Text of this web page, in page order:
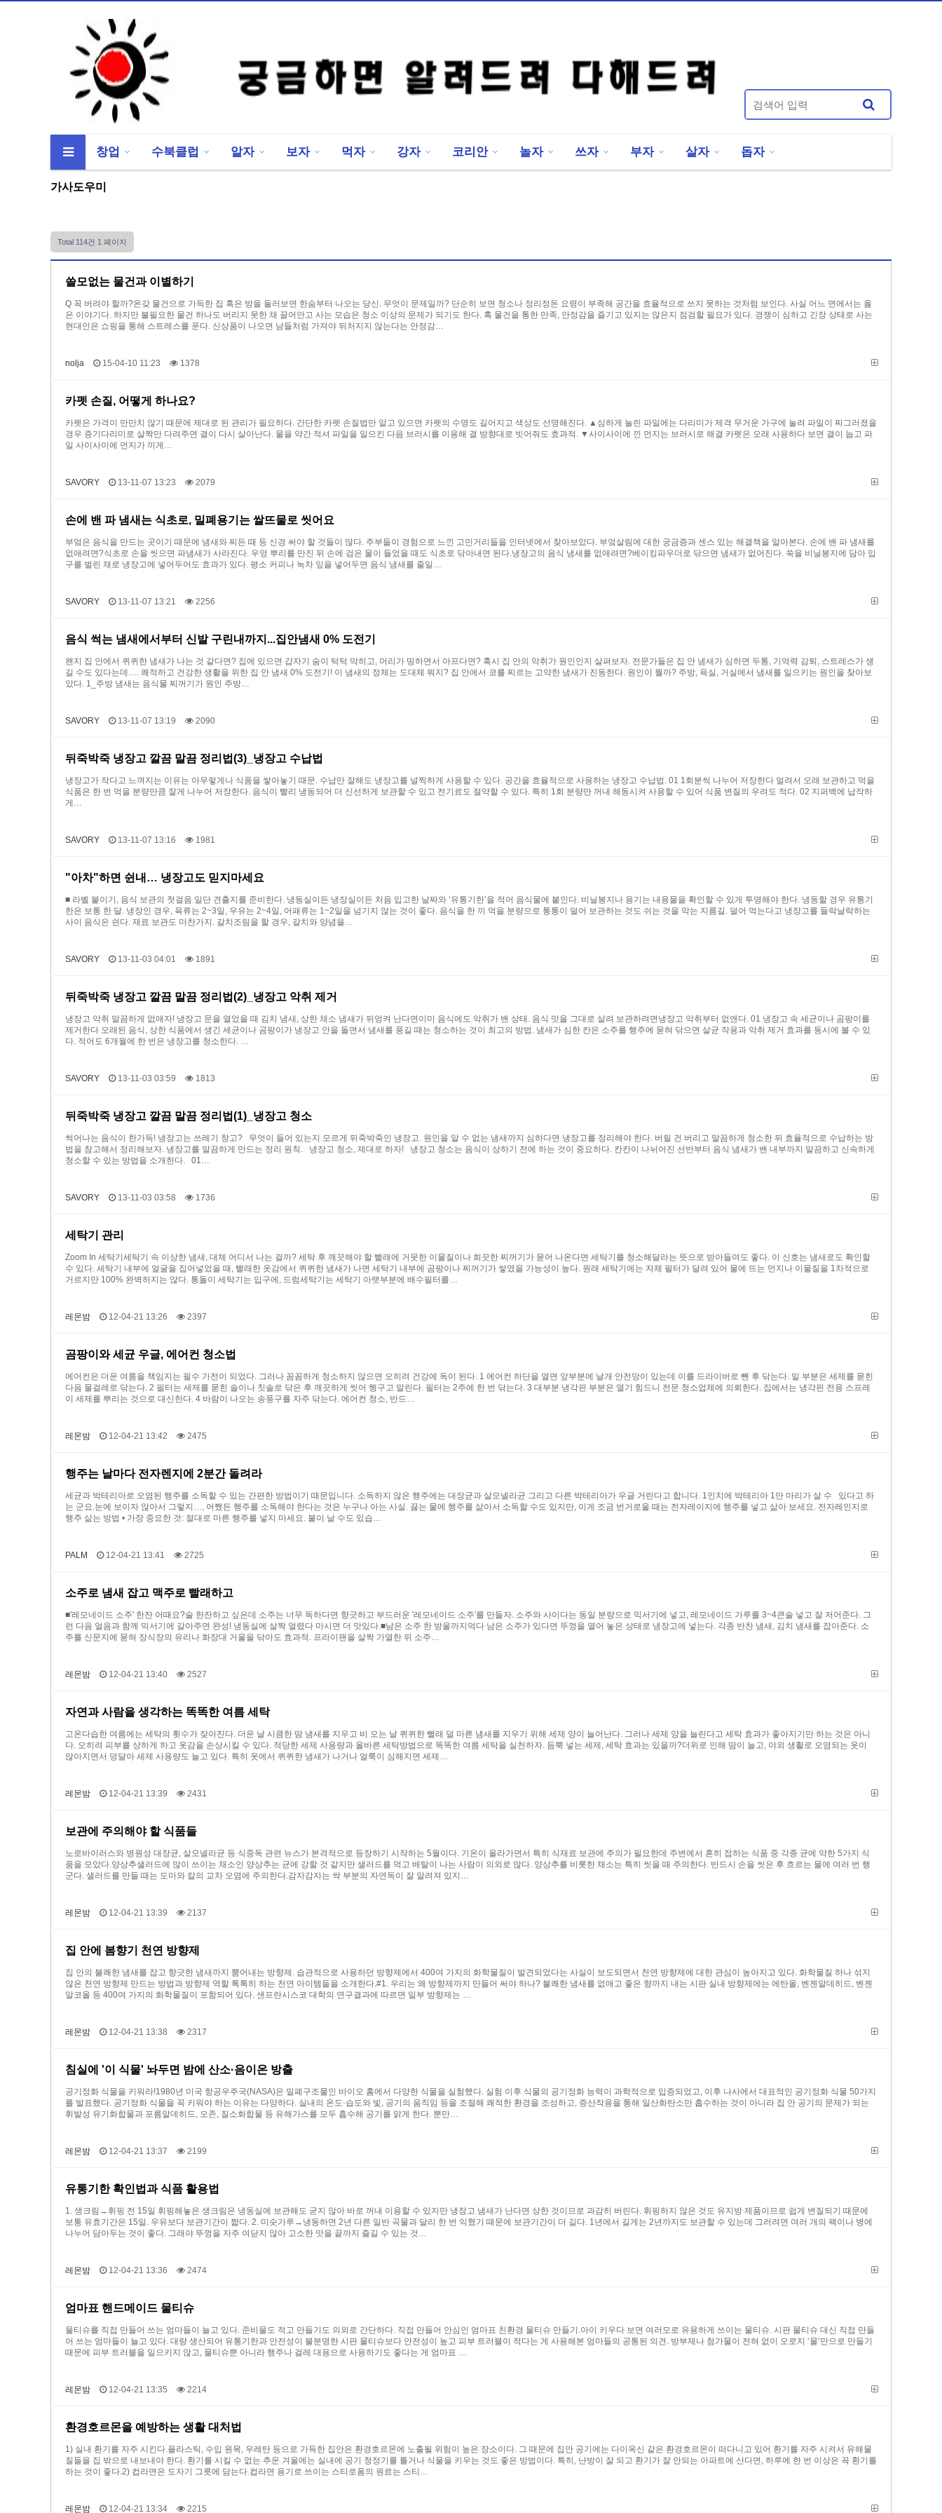
창업 수북클럽 알자 보자 먹자 강자 코리안 놀자 쓰자
부자
살자
돕자
가사도우미
Total 114건 1 페이지
쓸모없는 물건과 이별하기
Q 꼭 버려야 할까?온갖 물건으로 가득한 집 혹은 방을 둘러보면 한숨부터 나오는 당신. 무엇이 문제일까? 단순히 보면 청소나 정리정돈 요령이 부족해 공간을 효율적으로 쓰지 못하는 것처럼 보인다. 사실 어느 면에서는 옳
은 이야기다. 하지만 불필요한 물건 하나도 버리지 못한 채 끌어안고 사는 모습은 청소 이상의 문제가 되기도 한다. 혹 물건을 통한 만족, 안정감을 즐기고 있지는 않은지 점검할 필요가 있다. 경쟁이 심하고 긴장 상태로 사는
현대인은 쇼핑을 통해 스트레스를 푼다. 신상품이 나오면 남들처럼 가져야 뒤처지지 않는다는 안정감…
nolja 15-04-10 11:23 1378
카펫 손질, 어떻게 하나요?
카펫은 가격이 만만치 않기 때문에 제대로 된 관리가 필요하다. 간단한 카펫 손질법만 알고 있으면 카펫의 수명도 길어지고 색상도 선명해진다. ▲심하게 눌린 파일에는 다리미가 제격 무거운 가구에 눌려 파일이 찌그러졌을
경우 증기다리미로 살짝만 다려주면 결이 다시 살아난다. 물을 약간 적셔 파일을 일으킨 다음 브러시를 이용해 결 방향대로 빗어줘도 효과적. ▼사이사이에 낀 먼지는 브러시로 해결 카펫은 오래 사용하다 보면 결이 눕고 파
일 사이사이에 먼지가 끼게…
SAVORY 13-11-07 13:23 2079
손에 밴 파 냄새는 식초로, 밀폐용기는 쌀뜨물로 씻어요
부엌은 음식을 만드는 곳이기 때문에 냄새와 찌든 때 등 신경 써야 할 것들이 많다. 주부들이 경험으로 느낀 고민거리들을 인터넷에서 찾아보았다. 부엌살림에 대한 궁금증과 센스 있는 해결책을 알아본다. 손에 밴 파 냄새를
없애려면?식초로 손을 씻으면 파냄새가 사라진다. 우엉 뿌리를 만진 뒤 손에 검은 물이 들었을 때도 식초로 닦아내면 된다.냉장고의 음식 냄새를 없애려면?베이킹파우더로 닦으면 냄새가 없어진다. 쑥을 비닐봉지에 담아 입
구를 벌린 채로 냉장고에 넣어두어도 효과가 있다. 평소 커피나 녹차 잎을 넣어두면 음식 냄새를 줄일…
SAVORY 13-11-07 13:21 2256
음식 썩는 냄새에서부터 신발 구린내까지...집안냄새 0% 도전기
왠지 집 안에서 퀴퀴한 냄새가 나는 것 같다면? 집에 있으면 갑자기 숨이 턱턱 막히고, 머리가 띵하면서 아프다면? 혹시 집 안의 악취가 원인인지 살펴보자. 전문가들은 집 안 냄새가 심하면 두통, 기억력 감퇴, 스트레스가 생
길 수도 있다는데…. 쾌적하고 건강한 생활을 위한 집 안 냄새 0% 도전기! 이 냄새의 정체는 도대체 뭐지? 집 안에서 코를 찌르는 고약한 냄새가 진동한다. 원인이 뭘까? 주방, 욕실, 거실에서 냄새를 일으키는 원인을 찾아보
았다. 1_주방 냄새는 음식물 찌꺼기가 원인 주방…
SAVORY 13-11-07 13:19 2090
뒤죽박죽 냉장고 깔끔 말끔 정리법(3)_냉장고 수납법
냉장고가 작다고 느껴지는 이유는 아무렇게나 식품을 쌓아놓기 때문. 수납만 잘해도 냉장고를 널찍하게 사용할 수 있다. 공간을 효율적으로 사용하는 냉장고 수납법. 01 1회분씩 나누어 저장한다 얼려서 오래 보관하고 먹을
식품은 한 번 먹을 분량만큼 잘게 나누어 저장한다. 음식이 빨리 냉동되어 더 신선하게 보관할 수 있고 전기료도 절약할 수 있다. 특히 1회 분량만 꺼내 해동시켜 사용할 수 있어 식품 변질의 우려도 적다. 02 지퍼백에 납작하
게…
SAVORY 13-11-07 13:16 1981
"아차"하면 쉰내… 냉장고도 믿지마세요
■ 라벨 붙이기, 음식 보관의 첫걸음 일단 견출지를 준비한다. 냉동실이든 냉장실이든 처음 입고한 날짜와 ‘유통기한’을 적어 음식물에 붙인다. 비닐봉지나 용기는 내용물을 확인할 수 있게 투명해야 한다. 냉동할 경우 유통기
한은 보통 한 달. 냉장인 경우, 육류는 2~3일, 우유는 2~4일, 어패류는 1~2일을 넘기지 않는 것이 좋다. 음식을 한 끼 먹을 분량으로 통통이 덜어 보관하는 것도 쉬는 것을 막는 지름길. 덜어 먹는다고 냉장고를 들락날락하는
사이 음식은 쉰다. 재료 보관도 마찬가지. 갈치조림을 할 경우, 갈치와 양념을…
SAVORY 13-11-03 04:01 1891
뒤죽박죽 냉장고 깔끔 말끔 정리법(2)_냉장고 악취 제거
냉장고 악취 말끔하게 없애자! 냉장고 문을 열었을 때 김치 냄새, 상한 채소 냄새가 뒤엉켜 난다면이미 음식에도 악취가 밴 상태. 음식 맛을 그대로 살려 보관하려면냉장고 악취부터 없앤다. 01 냉장고 속 세균이나 곰팡이를
제거한다 오래된 음식, 상한 식품에서 생긴 세균이나 곰팡이가 냉장고 안을 돌면서 냄새를 풍길 때는 청소하는 것이 최고의 방법. 냄새가 심한 칸은 소주를 행주에 묻혀 닦으면 살균 작용과 악취 제거 효과를 동시에 볼 수 있
다. 적어도 6개월에 한 번은 냉장고를 청소한다. …
SAVORY 13-11-03 03:59 1813
뒤죽박죽 냉장고 깔끔 말끔 정리법(1)_냉장고 청소
썩어나는 음식이 한가득! 냉장고는 쓰레기 창고? 무엇이 들어 있는지 모르게 뒤죽박죽인 냉장고. 원인을 알 수 없는 냄새까지 심하다면 냉장고를 정리해야 한다. 버릴 건 버리고 말끔하게 청소한 뒤 효율적으로 수납하는 방
법을 참고해서 정리해보자. 냉장고를 말끔하게 만드는 정리 원칙. 냉장고 청소, 제대로 하자! 냉장고 청소는 음식이 상하기 전에 하는 것이 중요하다. 칸칸이 나뉘어진 선반부터 음식 냄새가 밴 내부까지 말끔하고 신속하게
청소할 수 있는 방법을 소개한다. 01…
SAVORY 13-11-03 03:58 1736
세탁기 관리
Zoom In 세탁기세탁기 속 이상한 냄새, 대체 어디서 나는 걸까? 세탁 후 깨끗해야 할 빨래에 거뭇한 이물질이나 희끗한 찌꺼기가 묻어 나온다면 세탁기를 청소해달라는 뜻으로 받아들여도 좋다. 이 신호는 냄새로도 확인할
수 있다. 세탁기 내부에 얼굴을 집어넣었을 때, 빨래한 옷감에서 퀴퀴한 냄새가 나면 세탁기 내부에 곰팡이나 찌꺼기가 쌓였을 가능성이 높다. 원래 세탁기에는 자체 필터가 달려 있어 물에 뜨는 먼지나 이물질을 1차적으로
거르지만 100% 완벽하지는 않다. 통돌이 세탁기는 입구에, 드럼세탁기는 세탁기 아랫부분에 배수필터를…
레몬밤 12-04-21 13:26 2397
곰팡이와 세균 우글, 에어컨 청소법
에어컨은 더운 여름을 책임지는 필수 가전이 되었다. 그러나 꼼꼼하게 청소하지 않으면 오히려 건강에 독이 된다. 1 에어컨 하단을 열면 앞부분에 날개 안전망이 있는데 이를 드라이버로 뺀 후 닦는다. 밑 부분은 세제를 묻힌
다음 물걸레로 닦는다. 2 필터는 세제를 묻힌 솔이나 칫솔로 닦은 후 깨끗하게 씻어 헹구고 말린다. 필터는 2주에 한 번 닦는다. 3 대부분 냉각핀 부분은 열기 힘드니 전문 청소업체에 의뢰한다. 집에서는 냉각핀 전용 스프레
이 세제를 뿌리는 것으로 대신한다. 4 바람이 나오는 송풍구를 자주 닦는다. 에어컨 청소, 반드…
레몬밤 12-04-21 13:42 2475
행주는 날마다 전자렌지에 2분간 돌려라
세균과 박테리아로 오염된 행주를 소독할 수 있는 간편한 방법이기 때문입니다. 소독하지 않은 행주에는 대장균과 살모넬라균 그리고 다른 박테리아가 우글 거린다고 합니다. 1인치에 박테리아 1만 마리가 살 수 있다고 하
는 군요.눈에 보이자 않아서 그렇지…, 어쨌든 행주를 소독해야 한다는 것은 누구나 아는 사실. 끓는 물에 행주를 삶아서 소독할 수도 있지만, 이게 조금 번거로울 때는 전자레이지에 행주를 넣고 삶아 보세요. 전자레인지로
행주 삶는 방법 • 가장 중요한 것: 절대로 마른 행주를 넣지 마세요. 불이 날 수도 있습…
PALM 12-04-21 13:41 2725
소주로 냄새 잡고 맥주로 빨래하고
■'레모네이드 소주' 한잔 어때요?술 한잔하고 싶은데 소주는 너무 독하다면 향긋하고 부드러운 '레모네이드 소주'를 만들자. 소주와 사이다는 동일 분량으로 믹서기에 넣고, 레모네이드 가루를 3~4큰술 넣고 잘 저어준다. 그
런 다음 얼음과 함께 믹서기에 갈아주면 완성! 냉동실에 살짝 얼렸다 마시면 더 맛있다.■남은 소주 한 방울까지먹다 남은 소주가 있다면 뚜껑을 열어 놓은 상태로 냉장고에 넣는다. 각종 반찬 냄새, 김치 냄새를 잡아준다. 소
주를 신문지에 묻혀 장식장의 유리나 화장대 거울을 닦아도 효과적. 프라이팬을 살짝 가열한 뒤 소주…
레몬밤 12-04-21 13:40 2527
자연과 사람을 생각하는 똑똑한 여름 세탁
고온다습한 여름에는 세탁의 횟수가 잦아진다. 더운 날 시큼한 땀 냄새를 지우고 비 오는 날 퀴퀴한 빨래 덜 마른 냄새를 지우기 위해 세제 양이 늘어난다. 그러나 세제 양을 늘린다고 세탁 효과가 좋아지기만 하는 것은 아니
다. 오히려 피부를 상하게 하고 옷감을 손상시킬 수 있다. 적당한 세제 사용량과 올바른 세탁방법으로 똑똑한 여름 세탁을 실천하자. 듬뿍 넣는 세제, 세탁 효과는 있을까?더위로 인해 땀이 늘고, 야외 생활로 오염되는 옷이
많아지면서 덩달아 세제 사용량도 늘고 있다. 특히 옷에서 퀴퀴한 냄새가 나거나 얼룩이 심해지면 세제…
레몬밤 12-04-21 13:39 2431
보관에 주의해야 할 식품들
노로바이러스와 병원성 대장균, 살모넬라균 등 식중독 관련 뉴스가 본격적으로 등장하기 시작하는 5월이다. 기온이 올라가면서 특히 식재료 보관에 주의가 필요한데 주변에서 흔히 접하는 식품 중 각종 균에 약한 5가지 식
품을 모았다.양상추샐러드에 많이 쓰이는 채소인 양상추는 균에 강할 것 같지만 샐러드를 먹고 배탈이 나는 사람이 의외로 많다. 양상추를 비롯한 채소는 특히 씻을 때 주의한다. 반드시 손을 씻은 후 흐르는 물에 여러 번 행
군다. 샐러드를 만들 때는 도마와 칼의 교차 오염에 주의한다.감자감자는 싹 부분의 자연독이 잘 알려져 있지…
레몬밤 12-04-21 13:39 2137
집 안에 봄향기 천연 방향제
집 안의 불쾌한 냄새를 잡고 향긋한 냄새까지 뿜어내는 방향제. 습관적으로 사용하던 방향제에서 400여 가지의 화학물질이 발견되었다는 사실이 보도되면서 천연 방향제에 대한 관심이 높아지고 있다. 화학물질 하나 섞지
않은 천연 방향제 만드는 방법과 방향제 역할 톡톡히 하는 천연 아이템들을 소개한다.#1. 우리는 왜 방향제까지 만들어 써야 하나? 불쾌한 냄새를 없애고 좋은 향까지 내는 시판 실내 방향제에는 에탄올, 벤젠알데히드, 벤젠
알코올 등 400여 가지의 화학물질이 포함되어 있다. 샌프란시스코 대학의 연구결과에 따르면 일부 방향제는 …
레몬밤 12-04-21 13:38 2317
침실에 '이 식물' 놔두면 밤에 산소·음이온 방출
공기정화 식물을 키워라!1980년 미국 항공우주국(NASA)은 밀폐구조물인 바이오 홈에서 다양한 식물을 실험했다. 실험 이후 식물의 공기정화 능력이 과학적으로 입증되었고, 이후 나사에서 대표적인 공기정화 식물 50가지
를 발표했다. 공기정화 식물을 꼭 키워야 하는 이유는 다양하다. 실내의 온도·습도와 빛, 공기의 움직임 등을 조절해 쾌적한 환경을 조성하고, 증산작용을 통해 일산화탄소만 흡수하는 것이 아니라 집 안 공기의 문제가 되는
휘발성 유기화합물과 포름알데히드, 오존, 질소화합물 등 유해가스를 모두 흡수해 공기를 맑게 한다. 뿐만…
레몬밤 12-04-21 13:37 2199
유통기한 확인법과 식품 활용법
1. 생크림→휘핑 전 15일 휘핑해놓은 생크림은 냉동실에 보관해도 굳지 않아 바로 꺼내 이용할 수 있지만 냉장고 냄새가 난다면 상한 것이므로 과감히 버린다. 휘핑하지 않은 것도 유지방 제품이므로 쉽게 변질되기 때문에
보통 유효기간은 15일. 우유보다 보관기간이 짧다. 2. 미숫가루→냉동하면 2년 다른 일반 곡물과 달리 한 번 익혔기 때문에 보관기간이 더 길다. 1년에서 길게는 2년까지도 보관할 수 있는데 그러려면 여러 개의 팩이나 병에
나누어 담아두는 것이 좋다. 그래야 뚜껑을 자주 여닫지 않아 고소한 맛을 끝까지 즐길 수 있는 것…
레몬밤 12-04-21 13:36 2474
엄마표 핸드메이드 물티슈
물티슈를 직접 만들어 쓰는 엄마들이 늘고 있다. 준비물도 적고 만들기도 의외로 간단하다. 직접 만들어 안심인 엄마표 친환경 물티슈 만들기.아이 키우다 보면 여러모로 유용하게 쓰이는 물티슈. 시판 물티슈 대신 직접 만들
어 쓰는 엄마들이 늘고 있다. 대량 생산되어 유통기한과 안전성이 불분명한 시판 물티슈보다 안전성이 높고 피부 트러블이 적다는 게 사용해본 엄마들의 공통된 의견. 방부제나 첨가물이 전혀 없이 오로지 ‘물’만으로 만들기
때문에 피부 트러블을 일으키지 않고, 물티슈뿐 아니라 행주나 걸레 대용으로 사용하기도 좋다는 게 엄마표 …
레몬밤 12-04-21 13:35 2214
환경호르몬을 예방하는 생활 대처법
1) 실내 환기를 자주 시킨다.플라스틱, 수입 원목, 우레탄 등으로 가득한 집안은 환경호르몬에 노출될 위험이 높은 장소이다. 그 때문에 집안 공기에는 다이옥신 같은 환경호르몬이 떠다니고 있어 환기를 자주 시켜서 유해물
질들을 집 밖으로 내보내야 한다. 환기를 시킬 수 없는 추운 겨울에는 실내에 공기 청정기를 틀거나 식물을 키우는 것도 좋은 방법이다. 특히, 난방이 잘 되고 환기가 잘 안되는 아파트에 산다면, 하루에 한 번 이상은 꼭 환기를
하는 것이 좋다.2) 컵라면은 도자기 그릇에 담는다.컵라면 용기로 쓰이는 스티로폼의 원료는 스티…
레몬밤 12-04-21 13:34 2215